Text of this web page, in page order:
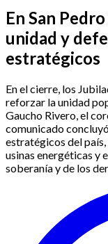
En San
unidad y
estratégicos
En el cierre, los
reforzar la unidad
Gaucho Rivero, el
comunicado
estratégicos del
usinas energéticas y
soberanía y de los